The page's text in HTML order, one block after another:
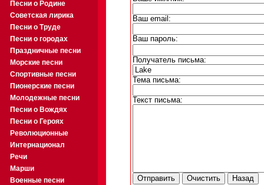
Песни о Родине
Советская лирика
Песни о Труде
Песни о городах
Праздничные песни
Морские песни
Спортивные песни
Пионерские песни
Молодежные песни
Песни о Вождях
Песни о Героях
Революционные
Интернационал
Речи
Марши
Военные песни
Ваш email:
Ваш пароль:
Получатель письма:
Тема письма:
Текст письма: